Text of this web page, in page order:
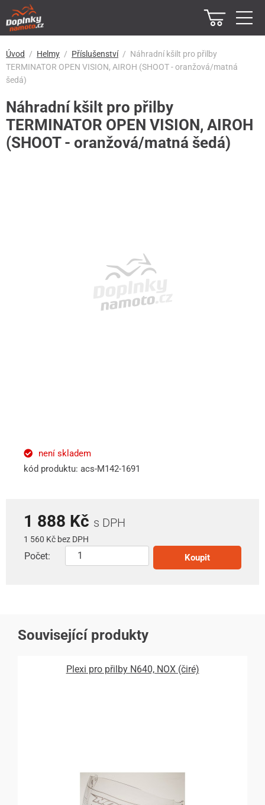
Úvod Helmy Příslušenství
Náhradní kšilt pro přilby
TERMINATOR OPEN VISION, AIROH (SHOOT - oranžová/matná
šedá)
Náhradní kšilt pro přilby
TERMINATOR OPEN VISION, AIROH
(SHOOT - oranžová/matná šedá)
není skladem
kód produktu: acs-M142-1691
1 888 Kč s DPH
1 560 Kč bez DPH
Počet: Koupit
Související produkty
Plexi pro přilby N640, NOX (čiré)